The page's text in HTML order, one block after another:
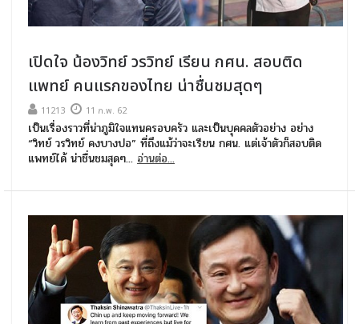
เปิดใจ น้องวิทย์ วรวิทย์ เรียน กศน. สอบติด
แพทย์ คนแรกของไทย น่าชื่นชมสุดๆ
11213 11 ก.พ. 62
เป็นเรื่องราวที่น่าภูมิใจแทนครอบครัว และเป็นบุคคลตัวอย่าง อย่าง
“วิทย์ วรวิทย์ คงบางปอ” ที่ถึงแม้ว่าจะเรียน กศน. แต่เจ้าตัวก็สอบติด
แพทย์ได้ น่าชื่นชมสุดๆ... อ่านต่อ...